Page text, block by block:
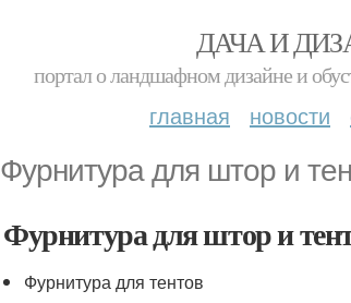
ДАЧА И
портал о ландшафном дизайне и
главная новости
Фурнитура для штор и
Фурнитура для штор и
Фурнитура для тентов